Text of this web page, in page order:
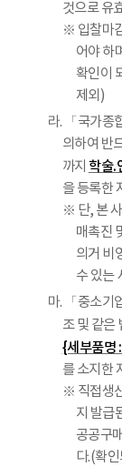
것으로 유
※ 입찰마
어야 하
확인이
제외)
라. 「국가종
의하여 반
까지 학술.
을 등록한
※ 단, 본
매촉진
의거 비
수 있는
마. 「중소기
조 및 같은
{세부품명
를 소지한
※ 직접생
지 발급
공공구
다.(확